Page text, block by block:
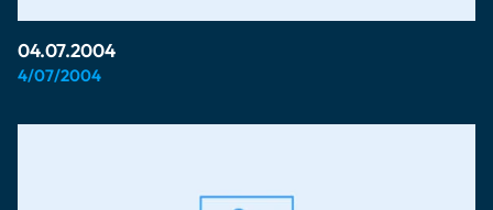
04.07.2004
4/07/2004